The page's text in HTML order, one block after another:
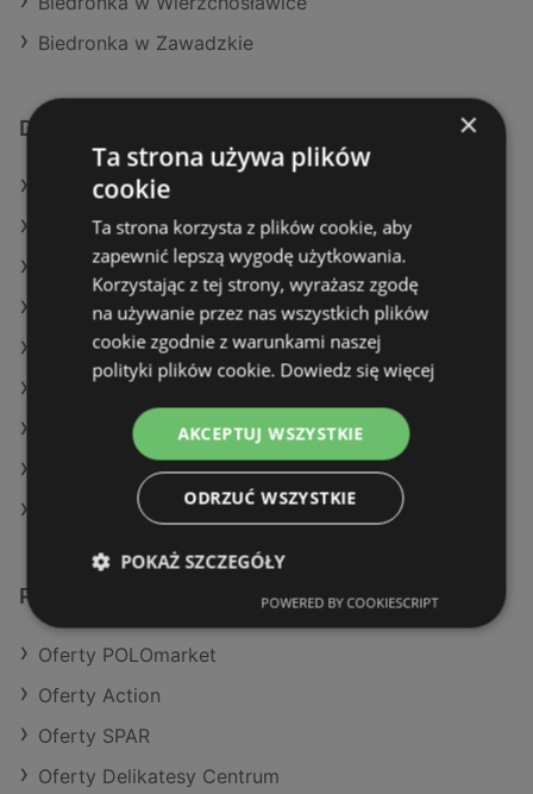
Biedronka w Zawadzkie
Dodatkowe łącza
Oferty Biedronka
Oferty Żabka
Oferty Carrefour
Aktualne gazetki Carrefour
Aktualne gazetki Delikatesy Centrum
Aktualne gazetki Dealz
Aktualne gazetki Eurocash
Aktualne gazetki Auchan
Sklepy Biedronka w Międzyzdroje
Podobne sklepy detaliczne
Oferty POLOmarket
Oferty Action
Oferty SPAR
Oferty Delikatesy Centrum
×
Ta strona używa plików
cookie
Ta strona korzysta z plików cookie, aby
zapewnić lepszą wygodę użytkowania.
Korzystając z tej strony, wyrażasz zgodę
na używanie przez nas wszystkich plików
cookie zgodnie z warunkami naszej
polityki plików cookie. Dowiedz się więcej
AKCEPTUJ WSZYSTKIE
ODRZUĆ WSZYSTKIE
POKAŻ SZCZEGÓŁY
POWERED BY COOKIESCRIPT